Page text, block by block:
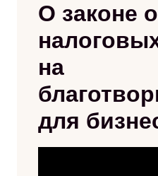
О законе о
на
для